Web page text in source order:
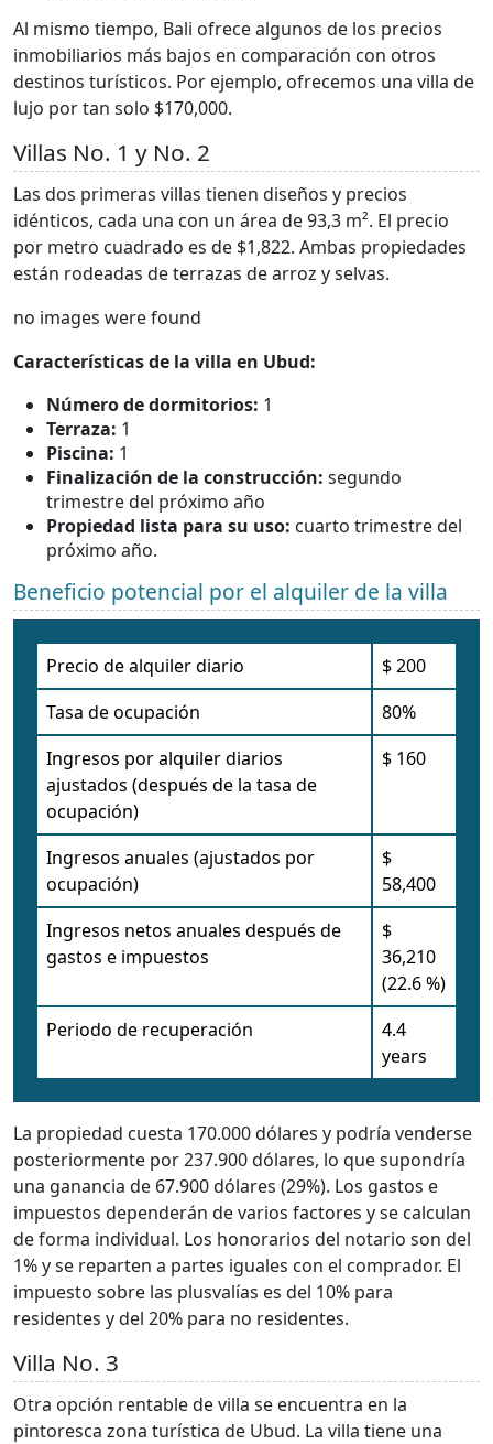
Al mismo tiempo, Bali ofrece algunos de los precios
inmobiliarios más bajos en comparación con otros
destinos turísticos. Por ejemplo, ofrecemos una villa de
lujo por tan solo $170,000.
Villas No. 1 y No. 2
Las dos primeras villas tienen diseños y precios
idénticos, cada una con un área de 93,3 m². El precio
por metro cuadrado es de $1,822. Ambas propiedades
están rodeadas de terrazas de arroz y selvas.
no images were found
Características de la villa en Ubud:
Número de dormitorios: 1
Terraza: 1
Piscina: 1
Finalización de la construcción: segundo
trimestre del próximo año
Propiedad lista para su uso: cuarto trimestre del
próximo año.
Beneficio potencial por el alquiler de la villa
Precio de alquiler diario
$ 200
Tasa de ocupación
80%
Ingresos por alquiler diarios
ajustados (después de la tasa de
ocupación)
$ 160
Ingresos anuales (ajustados por
ocupación)
$
58,400
Ingresos netos anuales después de
gastos e impuestos
$
36,210
(22.6 %)
Periodo de recuperación
4.4
years
La propiedad cuesta 170.000 dólares y podría venderse
posteriormente por 237.900 dólares, lo que supondría
una ganancia de 67.900 dólares (29%). Los gastos e
impuestos dependerán de varios factores y se calculan
de forma individual. Los honorarios del notario son del
1% y se reparten a partes iguales con el comprador. El
impuesto sobre las plusvalías es del 10% para
residentes y del 20% para no residentes.
Villa No. 3
Otra opción rentable de villa se encuentra en la
pintoresca zona turística de Ubud. La villa tiene una